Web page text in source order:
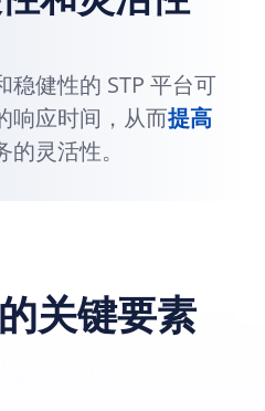
稳健性的 STP 平台可
响应时间，从而提高
灵活性。
关键要素